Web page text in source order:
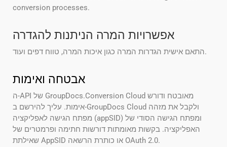
conversion processes.
אפשרויות המרה הניתנות להגדרה
התאם אישית הגדרות המרה כגון איכות המרה, טווח דפים ועוד.
אבטחה ואימות
ה-API של GroupDocs.Conversion Cloud מאובטח ודורש
אימות. עליך להירשם ב-GroupDocs Cloud ולקבל את מזהה
מפתח הגישה לאפליקציה (appSID) ומפתח הגישה הסודי של
האפליקציה. בקשות מאומתות דורשות חתימה ופרמטרים של
שאילתת AppSID או כותרת הרשאה OAuth 2.0.